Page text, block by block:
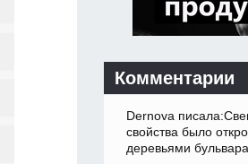
Комментарии
Dernova
свойства было
деревьями